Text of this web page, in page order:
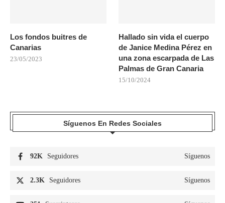
Los fondos buitres de
Canarias
23/05/2023
Hallado sin vida el cuerpo
de Janice Medina Pérez en
una zona escarpada de Las
Palmas de Gran Canaria
15/10/2024
Síguenos En Redes Sociales
92K Seguidores Síguenos
2.3K Seguidores Síguenos